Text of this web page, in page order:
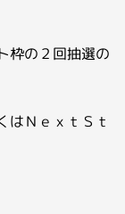
枠の２回抽選の
ＮｅｘｔＳｔ